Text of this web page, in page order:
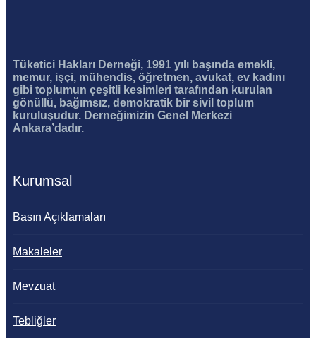
Tüketici Hakları Derneği, 1991 yılı başında emekli,
memur, işçi, mühendis, öğretmen, avukat, ev kadını
gibi toplumun çeşitli kesimleri tarafından kurulan
gönüllü, bağımsız, demokratik bir sivil toplum
kuruluşudur. Derneğimizin Genel Merkezi
Ankara’dadır.
Kurumsal
Basın Açıklamaları
Makaleler
Mevzuat
Tebliğler